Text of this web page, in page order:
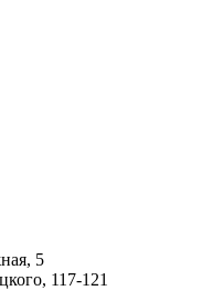
5
117-121